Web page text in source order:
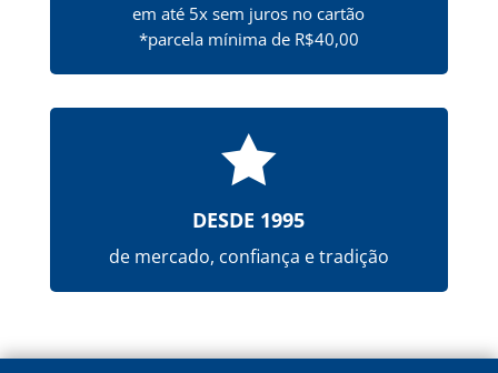
em até 5x sem juros no cartão
*parcela mínima de R$40,00

DESDE 1995
de mercado, confiança e tradição